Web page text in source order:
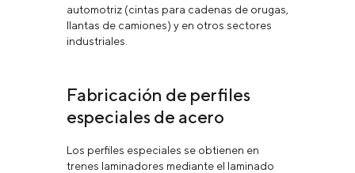
automotriz (cintas para cadenas de orugas,
llantas de camiones) y en otros sectores
industriales.
Fabricación de perfiles
especiales de acero
Los perfiles especiales se obtienen en
trenes laminadores mediante el laminado